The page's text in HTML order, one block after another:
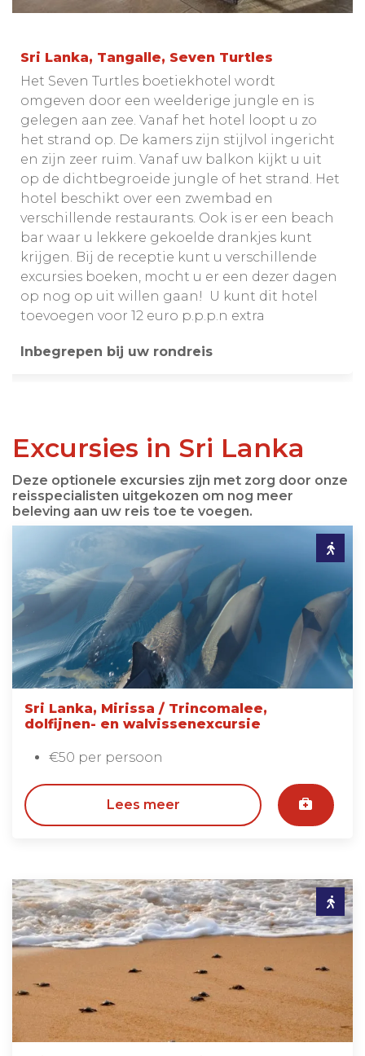
Sri Lanka, Tangalle, Seven Turtles
Het Seven Turtles boetiekhotel wordt
omgeven door een weelderige jungle en is
gelegen aan zee. Vanaf het hotel loopt u zo
het strand op. De kamers zijn stijlvol ingericht
en zijn zeer ruim. Vanaf uw balkon kijkt u uit
op de dichtbegroeide jungle of het strand. Het
hotel beschikt over een zwembad en
verschillende restaurants. Ook is er een beach
bar waar u lekkere gekoelde drankjes kunt
krijgen. Bij de receptie kunt u verschillende
excursies boeken, mocht u er een dezer dagen
op nog op uit willen gaan! U kunt dit hotel
toevoegen voor 12 euro p.p.p.n extra
Inbegrepen bij uw rondreis
Excursies in Sri Lanka
Deze optionele excursies zijn met zorg door onze
reisspecialisten uitgekozen om nog meer
beleving aan uw reis toe te voegen.
Sri Lanka, Mirissa / Trincomalee,
dolfijnen- en walvissenexcursie
€50 per persoon
Lees meer